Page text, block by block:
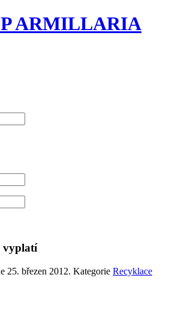
ARMILLARIA
vyplatí
25. březen 2012. Kategorie Recyklace